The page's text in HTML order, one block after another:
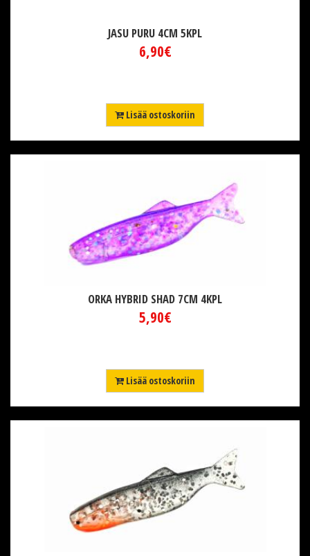
JASU PURU 4CM 5KPL
6,90€
Lisää ostoskoriin
ORKA HYBRID SHAD 7CM 4KPL
5,90€
Lisää ostoskoriin